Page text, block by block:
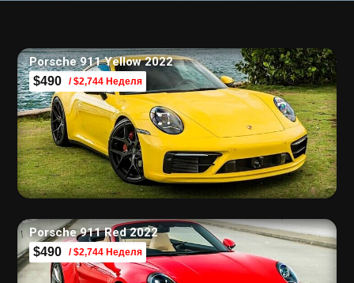
Porsche 911 Yellow 2022
$490 / $2,744 Неделя
Porsche 911 Red 2022
$490 / $2,744 Неделя